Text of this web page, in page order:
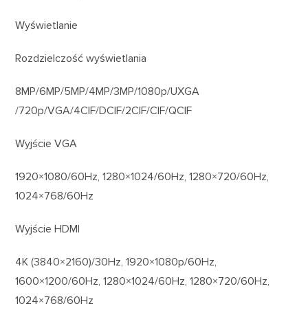
Wyświetlanie
Rozdzielczość wyświetlania
8MP/6MP/5MP/4MP/3MP/1080p/UXGA
/720p/VGA/4CIF/DCIF/2CIF/CIF/QCIF
Wyjście VGA
1920×1080/60Hz, 1280×1024/60Hz, 1280×720/60Hz,
1024×768/60Hz
Wyjście HDMI
4K (3840×2160)/30Hz, 1920×1080p/60Hz,
1600×1200/60Hz, 1280×1024/60Hz, 1280×720/60Hz,
1024×768/60Hz